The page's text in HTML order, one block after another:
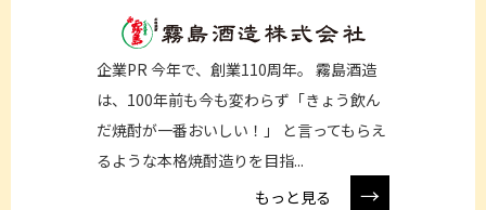
企業PR 今年で、創業110周年。 霧島酒造
は、100年前も今も変わらず「きょう飲ん
だ焼酎が一番おいしい！」 と言ってもらえ
るような本格焼酎造りを目指...
もっと見る
→